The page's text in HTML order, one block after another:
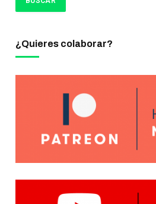
¿Quieres colaborar?